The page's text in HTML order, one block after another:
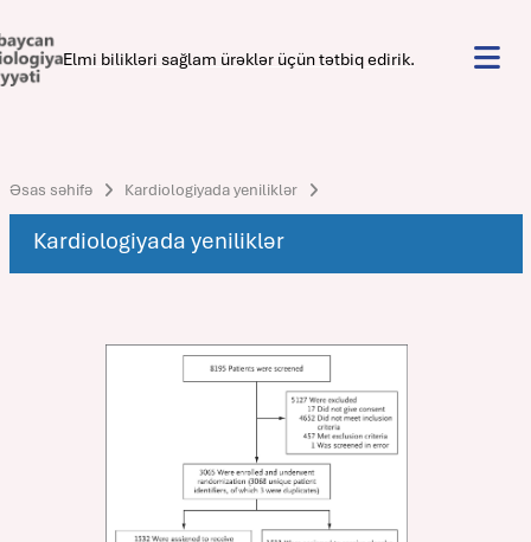
Elmi bilikləri sağlam ürəklər üçün tətbiq edirik.
Əsas səhifə Kardiologiyada yeniliklər
Kardiologiyada yeniliklər